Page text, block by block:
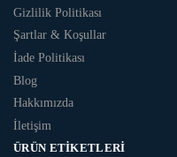
Gizlilik Politikası
Şartlar & Koşullar
İade Politikası
Blog
Hakkımızda
İletişim
ÜRÜN ETIKETLERI